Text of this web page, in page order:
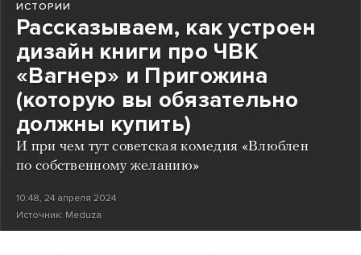
ИСТОРИИ
Рассказываем, как устроен
дизайн книги про ЧВК
«Вагнер» и Пригожина
(которую вы обязательно
должны купить)
И при чем тут советская комедия «Влюблен
по собственному желанию»
10:48, 24 апреля 2024
Источник: Meduza